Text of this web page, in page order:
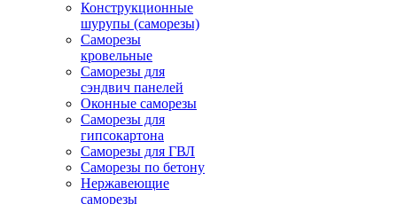
Конструкционные
шурупы (саморезы)
Саморезы
кровельные
Саморезы для
сэндвич панелей
Оконные саморезы
Саморезы для
гипсокартона
Саморезы для ГВЛ
Саморезы по бетону
Нержавеющие
саморезы